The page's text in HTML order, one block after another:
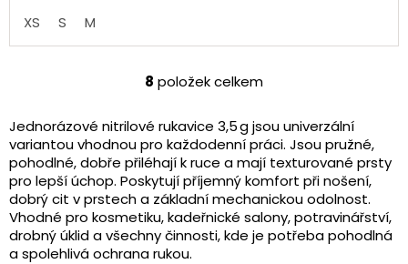
5
hvězdiček.
XS S M
O
l
á
d
a
c
í
p
r
8 položek celkem
Jednorázové nitrilové rukavice 3,5 g jsou univerzální
variantou vhodnou pro každodenní práci. Jsou pružné,
pohodlné, dobře přiléhají k ruce a mají texturované prsty
pro lepší úchop. Poskytují příjemný komfort při nošení,
dobrý cit v prstech a základní mechanickou odolnost.
Vhodné pro kosmetiku, kadeřnické salony, potravinářství,
drobný úklid a všechny činnosti, kde je potřeba pohodlná
a spolehlivá ochrana rukou.